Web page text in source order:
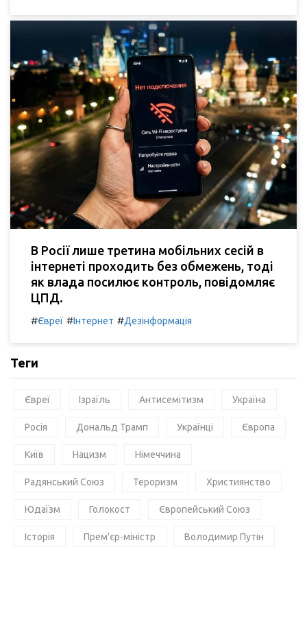
В Росії лише третина мобільних сесій в
інтернеті проходить без обмежень, тоді
як влада посилює контроль, повідомляє
ЦПД.
#Євреї #Інтернет #Дезінформація
Теги
Євреї Ізраїль Антисемітизм Україна
Росія Дональд Трамп Українці Європа
Київ Нацизм Німеччина
Радянський Союз Тероризм Християнство
Юдаїзм Голокост Європейський Союз
Історія Прем'єр-міністр Володимир Путін